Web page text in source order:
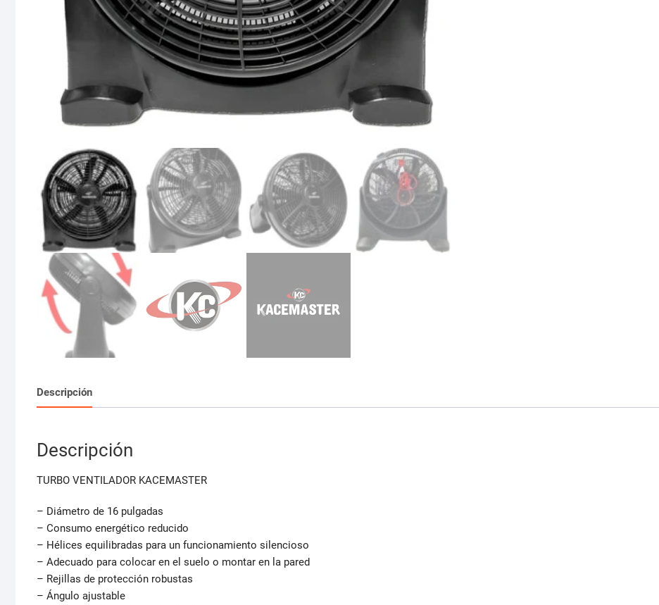
Descripción
Descripción
TURBO VENTILADOR KACEMASTER
– Diámetro de 16 pulgadas
– Consumo energético reducido
– Hélices equilibradas para un funcionamiento silencioso
– Adecuado para colocar en el suelo o montar en la pared
– Rejillas de protección robustas
– Ángulo ajustable